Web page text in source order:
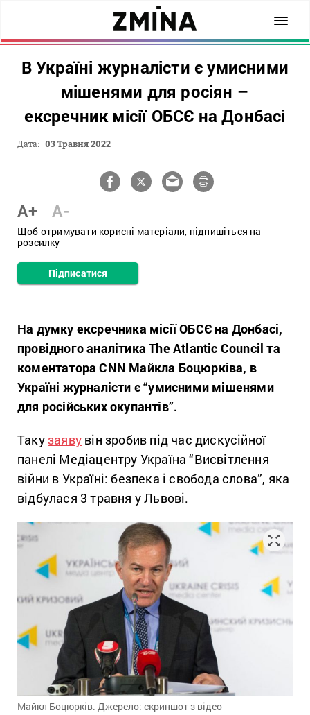
В Україні журналісти є умисними
мішенями для росіян –
ексречник місії ОБСЄ на Донбасі
Дата: 03 Травня 2022
A+ A-
Щоб отримувати корисні матеріали, підпишіться на
розсилку
Підписатися
На думку ексречника місії ОБСЄ на Донбасі,
провідного аналітика The Atlantic Council та
коментатора CNN Майкла Боцюрківа, в
Україні журналісти є “умисними мішенями
для російських окупантів”.
Такузаяву він зробив під час дискусійної
панелі Медіацентру Україна “Висвітлення
війни в Україні: безпека і свобода слова”, яка
відбулася 3 травня у Львові.
Майкл Боцюрків. Джерело: скриншот з відео